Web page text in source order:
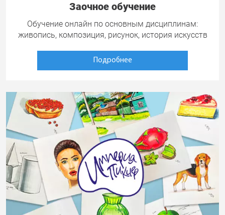
Заочное обучение
Обучение онлайн по основным дисциплинам:
живопись, композиция, рисунок, история искусств
Подробнее